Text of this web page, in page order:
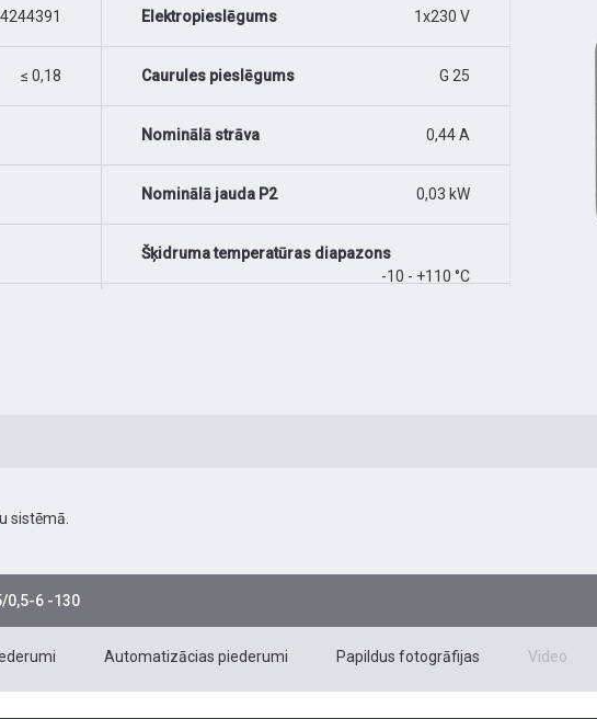
4244391
≤ 0,18
Elektropieslēgums 1x230 V
Caurules pieslēgums G 25
Nominālā strāva 0,44 A
Nominālā jauda P2 0,03 kW
Šķidruma temperatūras diapazons
-10 - +110 °C
sistēmā.
0,5-6 -130
Automatizācias piederumi Papildus fotogrāfijas Video